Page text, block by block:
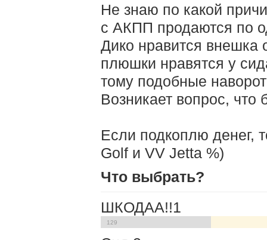
Не знаю по какой
с АКПП продаются по
Дико нравится внешка
плюшки нравятся у
тому подобные
Возникает вопрос,
Если подкоплю денег,
Golf и VV Jetta %)
Что выбрать?
ШКОДАА!!1
129